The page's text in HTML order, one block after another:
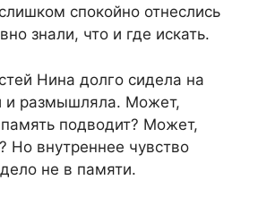
спокойно отнеслись
знали, что и где искать.
Нина долго сидела на
и размышляла. Может,
подводит? Может,
Но внутреннее чувство
не в памяти.